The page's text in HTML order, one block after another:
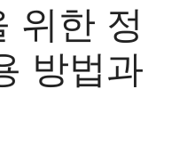
위한 정
방법과